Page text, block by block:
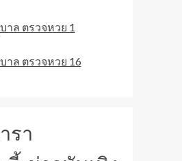
าล ตรวจหวย 1
าล ตรวจหวย 16
รา